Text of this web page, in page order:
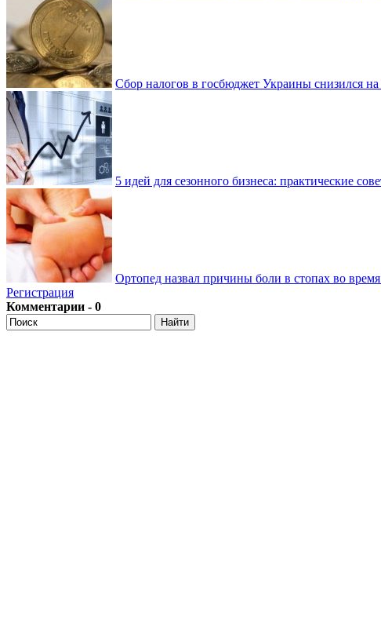
Сбор налогов в госбюджет Украины снизился на
5 идей для сезонного бизнеса: практические
Ортопед назвал причины боли в стопах во
Регистрация
Комментарии - 0